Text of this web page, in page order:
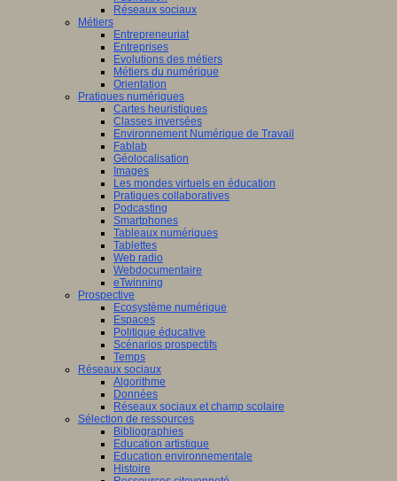
Réseaux sociaux
Métiers
Entrepreneuriat
Entreprises
Evolutions des métiers
Métiers du numérique
Orientation
Pratiques numériques
Cartes heuristiques
Classes inversées
Environnement Numérique de Travail
Fablab
Géolocalisation
Images
Les mondes virtuels en éducation
Pratiques collaboratives
Podcasting
Smartphones
Tableaux numériques
Tablettes
Web radio
Webdocumentaire
eTwinning
Prospective
Ecosystème numérique
Espaces
Politique éducative
Scénarios prospectifs
Temps
Réseaux sociaux
Algorithme
Données
Réseaux sociaux et champ scolaire
Sélection de ressources
Bibliographies
Education artistique
Education environnementale
Histoire